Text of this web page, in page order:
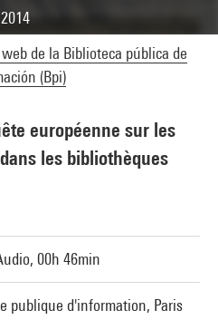
2014
de la Biblioteca pública de
(Bpi)
européenne sur les
les bibliothèques
00h 46min
publique d'information, Paris